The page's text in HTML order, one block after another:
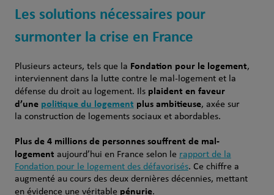
Les solutions nécessaires pour
surmonter la crise en France
Plusieurs acteurs, tels que la Fondation pour le logement,
interviennent dans la lutte contre le mal-logement et la
défense du droit au logement. Ils plaident en faveur
d’une politique du logement plus ambitieuse, axée sur
la construction de logements sociaux et abordables.
Plus de 4 millions de personnes souffrent de mal-
logement aujourd’hui en France selon le rapport de la
Fondation pour le logement des défavorisés. Ce chiffre a
augmenté au cours des deux dernières décennies, mettant
en évidence une véritable pénurie.